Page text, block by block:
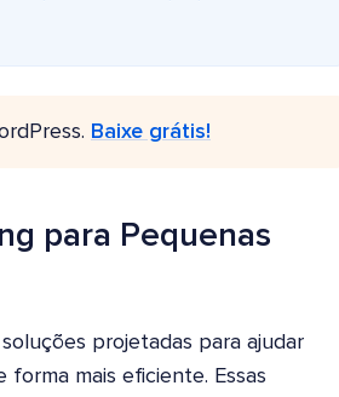
Baixe grátis!
para Pequenas
projetadas para ajudar
mais eficiente. Essas